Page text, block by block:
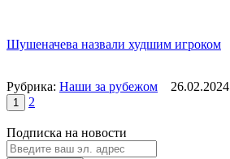
Шушеначева назвали худшим игроком
Рубрика: Наши за рубежом 26.02.2024
1 2
Подписка на новости